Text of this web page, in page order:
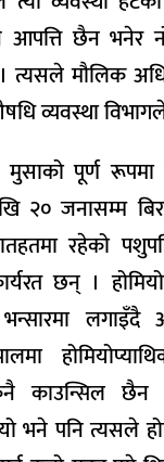
छैन भनेर
। त्यसले मौलिक
व्यवस्था
मुसाको पूर्ण
२० जनासम्म
रहेको
छन् ।
काउन्सिल
भने पनि त्यसले